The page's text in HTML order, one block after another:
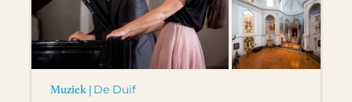
Muziek | De Duif